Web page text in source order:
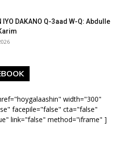
IYO DAKANO Q-3aad W-Q: Abdulle
width="300"
facepile="false" cta="false"
link="false" method="iframe" ]